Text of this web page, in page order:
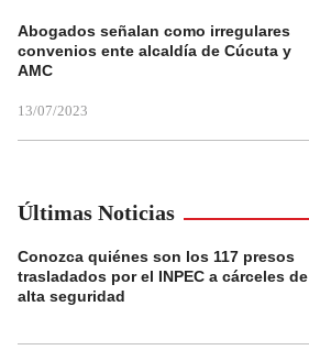
Abogados señalan como irregulares
convenios ente alcaldía de Cúcuta y
AMC
13/07/2023
Últimas Noticias
Conozca quiénes son los 117 presos
trasladados por el INPEC a cárceles de
alta seguridad